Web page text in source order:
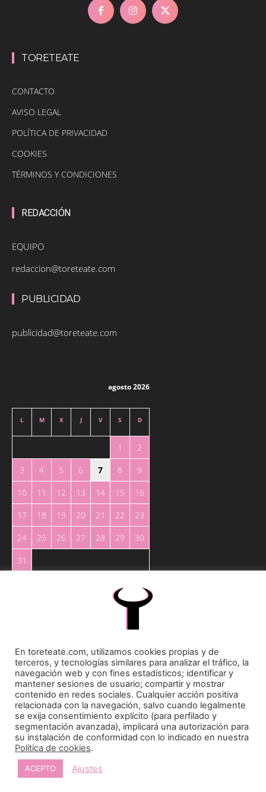
TORETEATE
CONTACTO
AVISO LEGAL
POLÍTICA DE PRIVACIDAD
COOKIES
TÉRMINOS Y CONDICIONES
REDACCIÓN
EQUIPO
redaccion@toreteate.com
PUBLICIDAD
publicidad@toreteate.com
agosto 2026
L M X J V S D
1
2
3
4 5 6 7 8
9
10
11 12 13 14 15
16
17
18 19 20 21 22
23
24
25 26 27 28 29
30
31
Toreteate Ⓒ 2023. Todos los derechos reservados
Diseñado porWelow Marketing
Prohibida la reproducción y utilización total o parcial, por cualquier medio, sin autorización
expresa por escrito.
En toreteate.com, utilizamos cookies propias y de
terceros, y tecnologías similares para analizar el tráfico, la
navegación web y con fines estadísticos; identificar y
mantener sesiones de usuario; compartir y mostrar
contenido en redes sociales. Cualquier acción positiva
relacionada con la navegación, salvo cuando legalmente
se exija consentimiento explícito (para perfilado y
segmentación avanzada), implicará una autorización para
su instalación de conformidad con lo indicado en nuestra
Política de cookies.
ACEPTO Ajustes